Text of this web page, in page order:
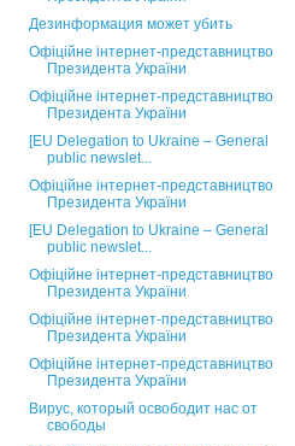
Дезинформация может убить
Офіційне інтернет-представництво
Президента України
Офіційне інтернет-представництво
Президента України
[EU Delegation to Ukraine – General
public newslet...
Офіційне інтернет-представництво
Президента України
[EU Delegation to Ukraine – General
public newslet...
Офіційне інтернет-представництво
Президента України
Офіційне інтернет-представництво
Президента України
Офіційне інтернет-представництво
Президента України
Вирус, который освободит нас от
свободы